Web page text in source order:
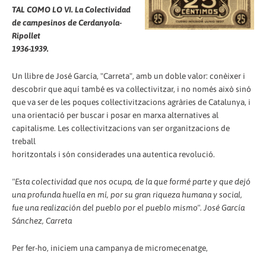
TAL COMO LO VI. La Colectividad
de campesinos de Cerdanyola-
Ripollet
1936-1939.
Un llibre de José García, "Carreta", amb un doble valor: conèixer i
descobrir que aquí també es va col·lectivitzar, i no només això sinó
que va ser de les poques col·lectivitzacions agràries de Catalunya, i
una orientació per buscar i posar en marxa alternatives al
capitalisme. Les col·lectivitzacions van ser organitzacions de
treball
horitzontals i són considerades una autentica revolució.
"Esta colectividad que nos ocupa, de la que formé parte y que dejó
una profunda huella en mí, por su gran riqueza humana y social,
fue una realización del pueblo por el pueblo mismo". José García
Sánchez, Carreta
Per fer-ho, iniciem una campanya de micromecenatge,